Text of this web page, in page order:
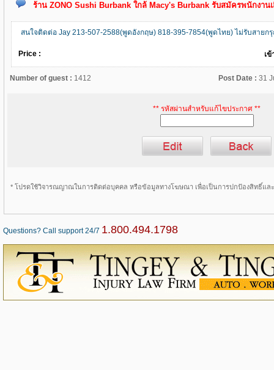
ร้าน ZONO Sushi Burbank ใกล้ Macy's Burbank รับสมัครพนักงาน
สนใจติดต่อ Jay 213-507-2588(พูดอังกฤษ) 818-395-7854(พูดไทย) ไม่รับสายก
Price : เ
Number of guest : 1412 Post Date : 31
** รหัสผ่านสำหรับแก้ไขประกาศ **
* โปรดใช้วิจารณญาณในการติดต่อบุคคล หรือข้อมูลทางโฆษณา เพื่อเป็นการปกป้องสิทธิ์แล
Questions? Call support 24/7 1.800.494.1798